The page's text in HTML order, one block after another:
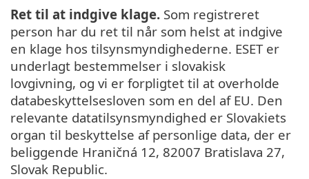
Ret til at indgive klage. Som registreret
person har du ret til når som helst at indgive
en klage hos tilsynsmyndighederne. ESET er
underlagt bestemmelser i slovakisk
lovgivning, og vi er forpligtet til at overholde
databeskyttelsesloven som en del af EU. Den
relevante datatilsynsmyndighed er Slovakiets
organ til beskyttelse af personlige data, der er
beliggende Hraničná 12, 82007 Bratislava 27,
Slovak Republic.